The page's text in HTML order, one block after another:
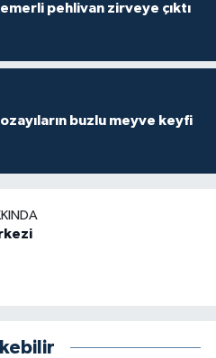
pehlivan zirveye çıktı
buzlu meyve keyfi